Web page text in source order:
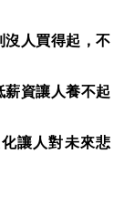
沒人買得起，不
資讓人養不起
讓人對未來悲